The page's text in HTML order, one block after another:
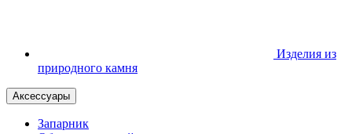
Изделия из
природного камня
Аксессуары
Запарник